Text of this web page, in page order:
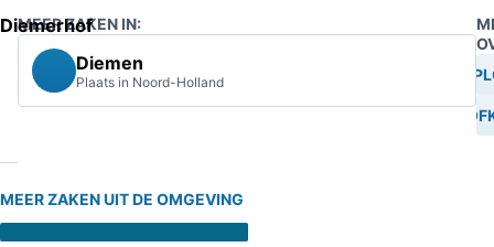
Diemerhof
MEER ZAKEN IN:
Diemen
Plaats in Noord-Holland
MEER ZAKEN UIT DE OMGEVING